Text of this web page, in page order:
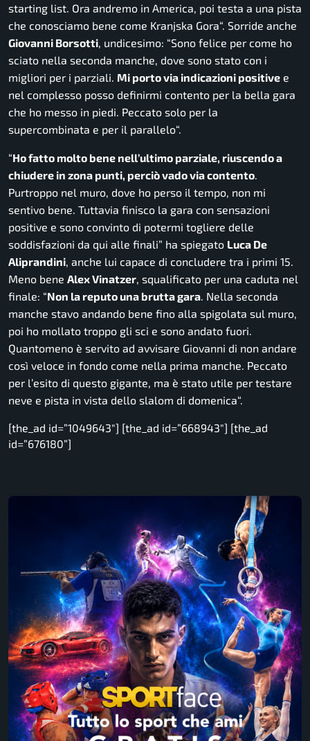
starting list. Ora andremo in America, poi testa a una pista
che conosciamo bene come Kranjska Gora“. Sorride anche
Giovanni Borsotti , undicesimo: “Sono felice per come ho
sciato nella seconda manche, dove sono stato con i
migliori per i parziali. Mi porto via indicazioni positive e
nel complesso posso definirmi contento per la bella gara
che ho messo in piedi. Peccato solo per la
supercombinata e per il parallelo“.
“Ho fatto molto bene nell’ultimo parziale, riuscendo a
chiudere in zona punti, perciò vado via contento
Purtroppo nel muro, dove ho perso il tempo, non mi
sentivo bene. Tuttavia finisco la gara con sensazioni
positive e sono convinto di potermi togliere delle
soddisfazioni da qui alle finali” ha spiegato Luca De
Aliprandini , anche lui capace di concludere tra i primi 15.
Meno bene Alex Vinatzer , squalificato per una caduta nel
finale: “Non la reputo una brutta gara . Nella seconda
manche stavo andando bene fino alla spigolata sul muro,
poi ho mollato troppo gli sci e sono andato fuori.
Quantomeno è servito ad avvisare Giovanni di non andare
così veloce in fondo come nella prima manche. Peccato
per l’esito di questo gigante, ma è stato utile per testare
neve e pista in vista dello slalom di domenica“.
[the_ad id=”1049643″] [the_ad id=”668943″] [the_ad
id=”676180”]